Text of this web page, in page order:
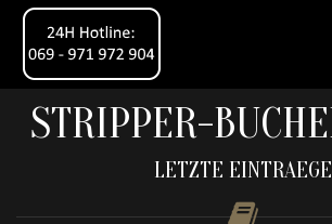
STRIPPER-
LETZTE EINTRAEGE